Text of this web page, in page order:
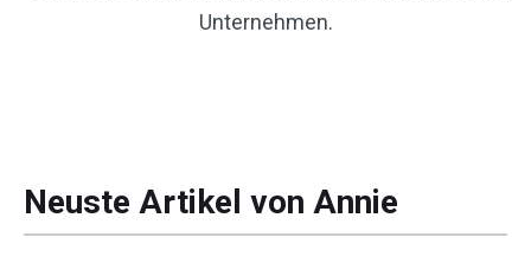
Geschwindigkeit anpassen/umkehren
Text/Elemente
Online-Video-Downloader
Unternehmen.
Neuste Artikel von Annie